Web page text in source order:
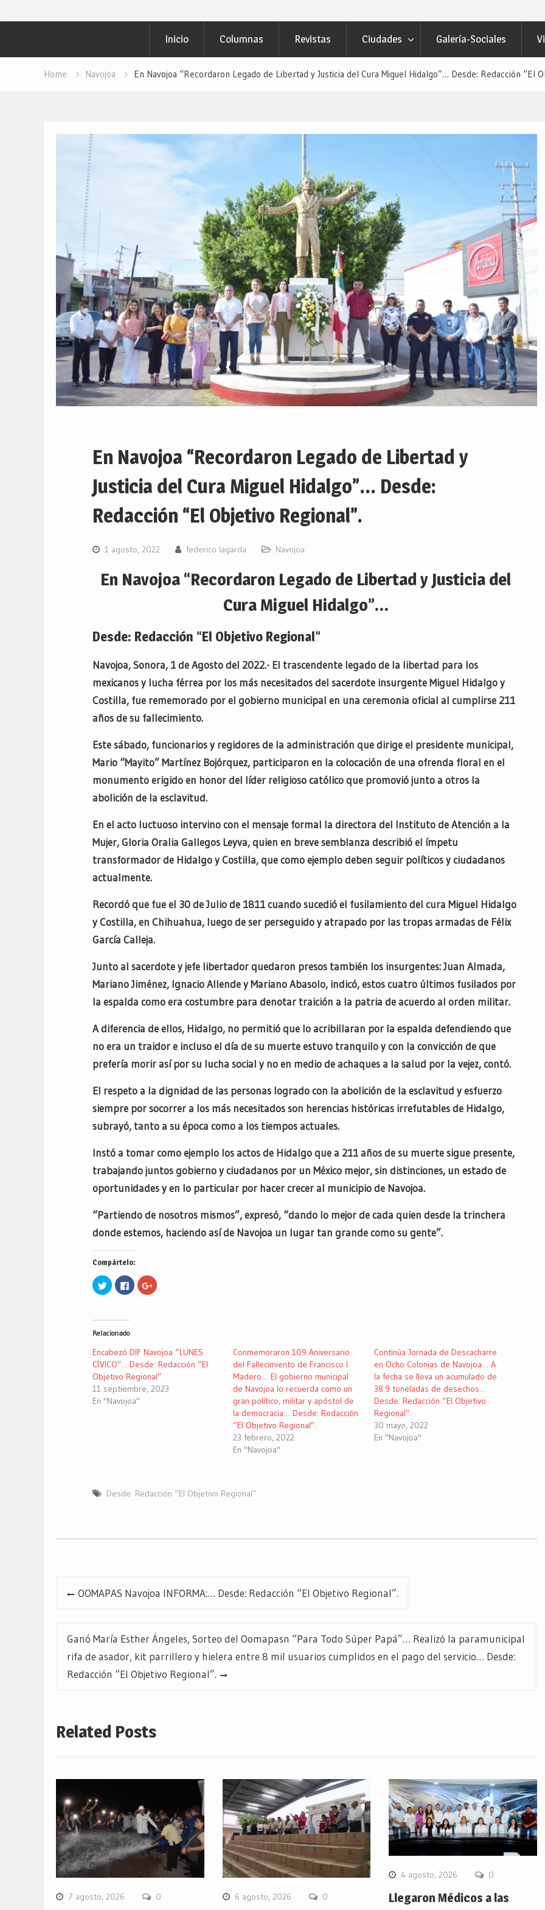
Inicio Columnas Revistas Ciudades Galería-Sociales
Home Navojoa En Navojoa “Recordaron Legado de Libertad y Justicia del Cura Miguel Hidalgo”… Desde: Redacción “El
En Navojoa “Recordaron Legado de Libertad y
Justicia del Cura Miguel Hidalgo”… Desde:
Redacción “El Objetivo Regional”.
1 agosto, 2022 federico lagarda Navojoa
En Navojoa “Recordaron Legado de Libertad y Justicia del
Cura Miguel Hidalgo”…
Desde: Redacción “El Objetivo Regional”
Navojoa, Sonora, 1 de Agosto del 2022.- El trascendente legado de la libertad para los
mexicanos y lucha férrea por los más necesitados del sacerdote insurgente Miguel Hidalgo y
Costilla, fue rememorado por el gobierno municipal en una ceremonia oficial al cumplirse 211
años de su fallecimiento.
Este sábado, funcionarios y regidores de la administración que dirige el presidente municipal,
Mario “Mayito” Martínez Bojórquez, participaron en la colocación de una ofrenda floral en el
monumento erigido en honor del líder religioso católico que promovió junto a otros la
abolición de la esclavitud.
En el acto luctuoso intervino con el mensaje formal la directora del Instituto de Atención a la
Mujer, Gloria Oralia Gallegos Leyva, quien en breve semblanza describió el ímpetu
transformador de Hidalgo y Costilla, que como ejemplo deben seguir políticos y ciudadanos
actualmente.
Recordó que fue el 30 de Julio de 1811 cuando sucedió el fusilamiento del cura Miguel Hidalgo
y Costilla, en Chihuahua, luego de ser perseguido y atrapado por las tropas armadas de Félix
García Calleja.
Junto al sacerdote y jefe libertador quedaron presos también los insurgentes: Juan Almada,
Mariano Jiménez, Ignacio Allende y Mariano Abasolo, indicó, estos cuatro últimos fusilados por
la espalda como era costumbre para denotar traición a la patria de acuerdo al orden militar.
A diferencia de ellos, Hidalgo, no permitió que lo acribillaran por la espalda defendiendo que
no era un traidor e incluso el día de su muerte estuvo tranquilo y con la convicción de que
prefería morir así por su lucha social y no en medio de achaques a la salud por la vejez, contó.
El respeto a la dignidad de las personas logrado con la abolición de la esclavitud y esfuerzo
siempre por socorrer a los más necesitados son herencias históricas irrefutables de Hidalgo,
subrayó, tanto a su época como a los tiempos actuales.
Instó a tomar como ejemplo los actos de Hidalgo que a 211 años de su muerte sigue presente,
trabajando juntos gobierno y ciudadanos por un México mejor, sin distinciones, un estado de
oportunidades y en lo particular por hacer crecer al municipio de Navojoa.
“Partiendo de nosotros mismos”, expresó, “dando lo mejor de cada quien desde la trinchera
donde estemos, haciendo así de Navojoa un lugar tan grande como su gente”.
Compártelo:
Haz
clic
para
Twitter
abre
una
ventana
nueva)
Haz
clic
para
una
ventana
nueva)
Haz
clic
una
ventana
nueva)
Relacionado
Encabezó DIF Navojoa “LUNES
CÍVICO”... Desde: Redacción “El
Objetivo Regional”.
11 septiembre, 2023
En "Navojoa"
Conmemoraron 109 Aniversario
del Fallecimiento de Francisco I.
Madero… El gobierno municipal
de Navojoa lo recuerda como un
gran político, militar y apóstol de
la democracia… Desde: Redacción
“El Objetivo Regional”.
23 febrero, 2022
En "Navojoa"
Continúa Jornada de Descacharre
en Ocho Colonias de Navojoa… A
la fecha se lleva un acumulado de
38.9 toneladas de desechos…
Desde: Redacción “El Objetivo
Regional”.
30 mayo, 2022
En "Navojoa"
Desde: Redacción “El Objetivo Regional”
Navegación
entradas
OOMAPAS Navojoa INFORMA:… Desde: Redacción “El Objetivo Regional”.
Ganó María Esther Ángeles, Sorteo del Oomapasn “Para Todo Súper Papá”… Realizó la paramunicipal
rifa de asador, kit parrillero y hielera entre 8 mil usuarios cumplidos en el pago del servicio… Desde:
Redacción “El Objetivo Regional”.
Related Posts
7 agosto, 2026 0 6 agosto, 2026 0
4 agosto, 2026 0
Llegaron Médicos a las